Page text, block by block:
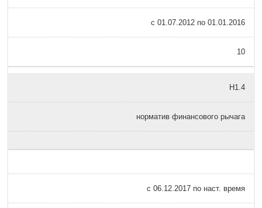
с 01.07.2012 по 01.01.2016
10
Н1.4
норматив финансового рычага
с 06.12.2017 по наст. время